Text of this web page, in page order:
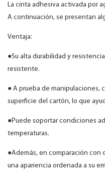
La cinta adhesiva activada por
A continuación, se presentan
Ventaja:
●Su alta durabilidad y
resistente.
● A prueba de manipulaciones,
superficie del cartón, lo que
●Puede soportar condiciones
temperaturas.
●Además, en comparación con
una apariencia ordenada a su